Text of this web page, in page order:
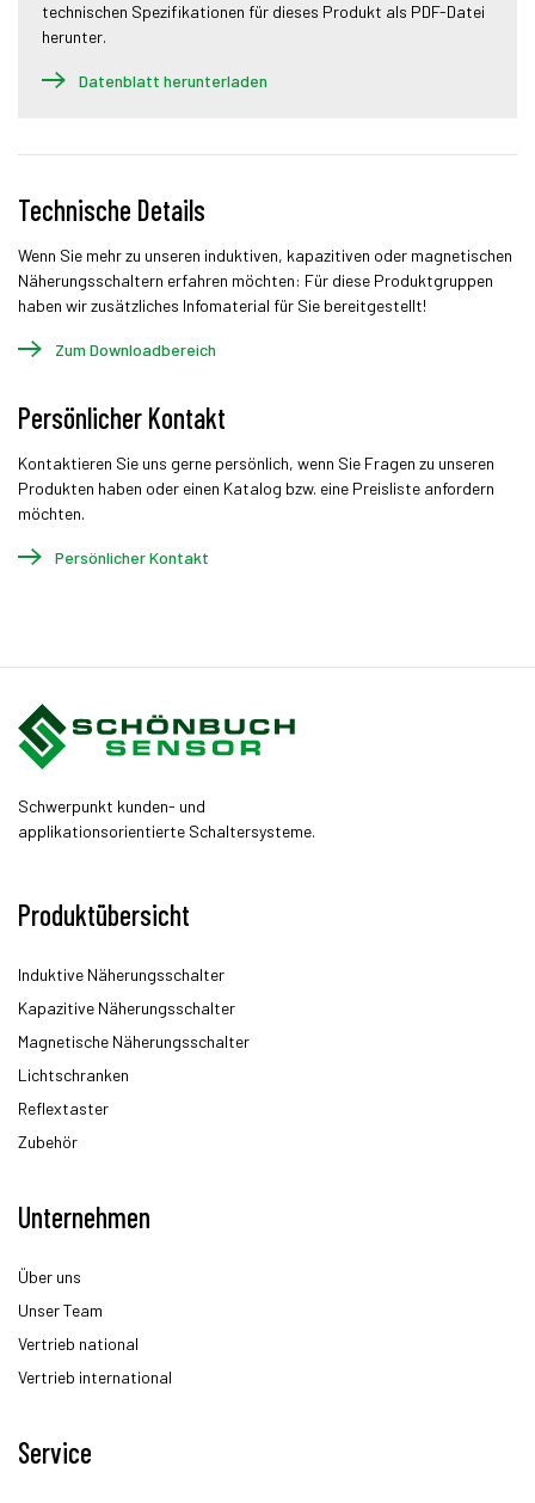
technischen Spezifikationen für dieses Produkt als PDF-Datei
herunter.
Datenblatt herunterladen
Technische Details
Wenn Sie mehr zu unseren induktiven, kapazitiven oder magnetischen
Näherungsschaltern erfahren möchten: Für diese Produktgruppen
haben wir zusätzliches Infomaterial für Sie bereitgestellt!
Zum Downloadbereich
Persönlicher Kontakt
Kontaktieren Sie uns gerne persönlich, wenn Sie Fragen zu unseren
Produkten haben oder einen Katalog bzw. eine Preisliste anfordern
möchten.
Persönlicher Kontakt
Schwerpunkt kunden- und
applikationsorientierte Schaltersysteme.
Produktübersicht
Induktive Näherungsschalter
Kapazitive Näherungsschalter
Magnetische Näherungsschalter
Lichtschranken
Reflextaster
Zubehör
Unternehmen
Über uns
Unser Team
Vertrieb national
Vertrieb international
Service